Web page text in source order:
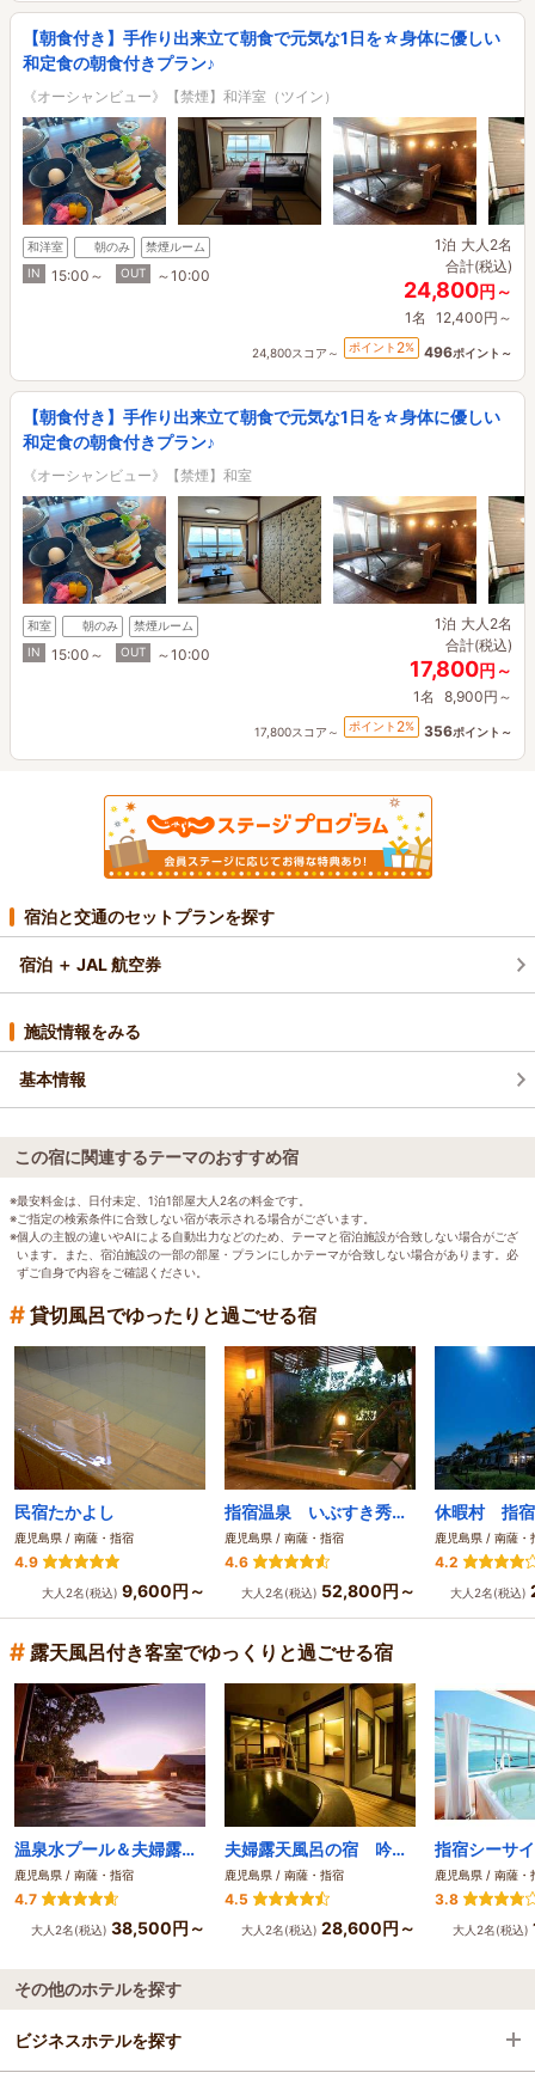
【朝食付き】手作り出来立て朝食で元気な1日を☆身体に優しい
和定食の朝食付きプラン♪
《オーシャンビュー》【禁煙】和洋室（ツイン）
和洋室 朝のみ
禁煙ルーム
IN
15:00～ OUT ～10:00
1泊 大人2名
合計(税込)
24,800円～
1名 12,400円～
24,800スコア～ ポイント 2% 496ポイント～
【朝食付き】手作り出来立て朝食で元気な1日を☆身体に優しい
和定食の朝食付きプラン♪
《オーシャンビュー》【禁煙】和室
和室 朝のみ
禁煙ルーム
IN
15:00～ OUT ～10:00
1泊 大人2名
合計(税込)
17,800円～
1名 8,900円～
17,800スコア～ ポイント 2% 356ポイント～
宿泊と交通のセットプランを探す
宿泊 ＋ JAL 航空券
施設情報をみる
基本情報
この宿に関連するテーマのおすすめ宿
※最安料金は、日付未定、1泊1部屋大人2名の料金です。
※ご指定の検索条件に合致しない宿が表示される場合がございます。
※個人の主観の違いやAIによる自動出力などのため、テーマと宿泊施設が合致しない場合がござ
います。また、宿泊施設の一部の部屋・プランにしかテーマが合致しない場合があります。必
ずご自身で内容をご確認ください。
# 貸切風呂でゆったりと過ごせる宿
民宿たかよし
鹿児島県 / 南薩・指宿
4.9
大人2名(税込) 9,600円～
指宿温泉 いぶすき秀水園
鹿児島県 / 南薩・指宿
4.6
大人2名(税込) 52,800円～
休暇村 指宿
鹿児島県 / 南薩・
4.2
大人2名(税込)
# 露天風呂付き客室でゆっくりと過ごせる宿
温泉水プール＆夫婦露天風呂の離れ宿 悠離庵（ゆりあん）
鹿児島県 / 南薩・指宿
4.7
大人2名(税込) 38,500円～
夫婦露天風呂の宿 吟松(ぎんしょう）
鹿児島県 / 南薩・指宿
4.5
大人2名(税込) 28,600円～
指宿シーサ
鹿児島県 / 南薩・
3.8
大人2名(税込)
その他のホテルを探す
ビジネスホテルを探す